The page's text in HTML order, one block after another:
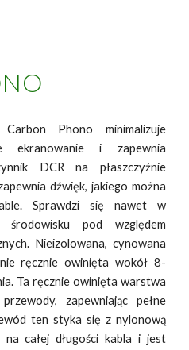
Phono minimalizuje
ekranowanie i zapewnia
DCR na płaszczyźnie
dźwięk, jakiego można
Sprawdzi się nawet w
środowisku pod względem
Nieizolowana, cynowana
ręcznie owinięta wokół 8-
Ta ręcznie owinięta warstwa
zapewniając pełne
ten styka się z nylonową
na całej długości kabla i jest